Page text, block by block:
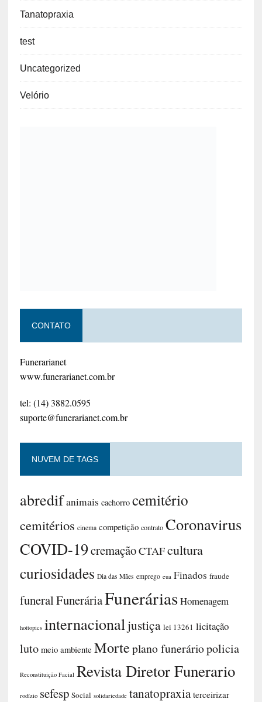
Tanatopraxia
test
Uncategorized
Velório
CONTATO
Funerarianet
www.funerarianet.com.br
tel: (14) 3882.0595
suporte@funerarianet.com.br
NUVEM DE TAGS
abredifanimais cachorro cemitério
cemitérios cinema competição contrato Coronavirus
COVID-19cremaçãoCTAFcultura
curiosidades Dia das Mães emprego eua Finados fraude
funeralFuneráriaFuneráriasHomenagem
hottopics internacionaljustiça lei 13261 licitação
luto meio ambiente Morteplano funeráriopolicia
Reconstituição Facial Revista Diretor Funerario
rodízio sefesp Social solidariedade tanatopraxia terceirizar